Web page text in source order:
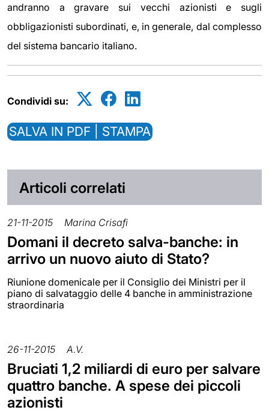
andranno a gravare sui vecchi azionisti e sugli
obbligazionisti subordinati, e, in generale, dal complesso
del sistema bancario italiano.
Condividi su:
SALVA IN PDF | STAMPA
Articoli correlati
21-11-2015 Marina Crisafi
Domani il decreto salva-banche: in
arrivo un nuovo aiuto di Stato?
Riunione domenicale per il Consiglio dei Ministri per il
piano di salvataggio delle 4 banche in amministrazione
straordinaria
26-11-2015 A.V.
Bruciati 1,2 miliardi di euro per salvare
quattro banche. A spese dei piccoli
azionisti